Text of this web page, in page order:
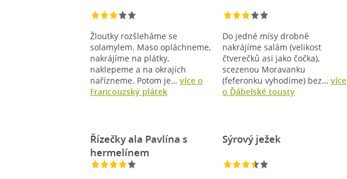
Žloutky rozšleháme se
solamylem. Maso opláchneme,
nakrájíme na plátky,
naklepeme a na okrajích
nařízneme. Potom je… více o
Francouzský plátek
Do jedné mísy drobně
nakrájíme salám (velikost
čtverečků asi jako čočka),
scezenou Moravanku
(feferonku vyhodíme) bez…více
o Ďábelské tousty
Řízečky ala Pavlína s
hermelínem
Sýrový ježek